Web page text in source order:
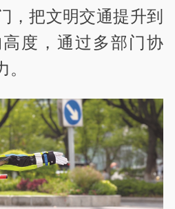
，把文明交通提升到
度，通过多部门协